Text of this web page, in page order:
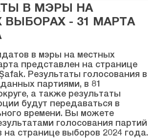
В МЭРЫ НА
- 31 МАРТА
в мэры на местных
представлен на странице
Результаты голосования в
партиями, в 81
а также результаты
будут передаваться в
времени. Вы можете
голосования партий
странице выборов 2024 года.